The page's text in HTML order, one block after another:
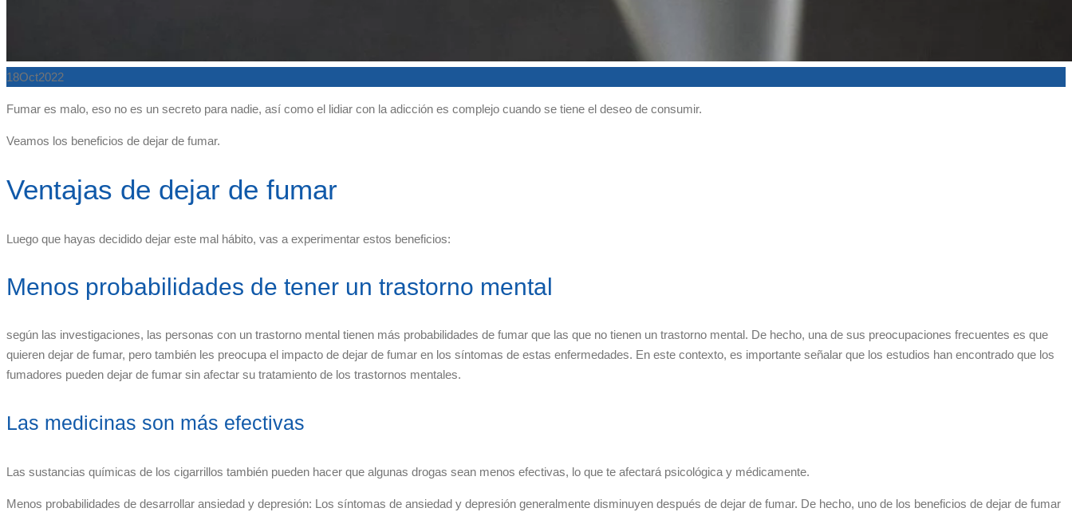
18Oct2022
Fumar es malo, eso no es un secreto para nadie, así como el lidiar con la adicción es complejo cuando se tiene el deseo de consumir.
Veamos los beneficios de dejar de fumar.
Ventajas de dejar de fumar
Luego que hayas decidido dejar este mal hábito, vas a experimentar estos beneficios:
Menos probabilidades de tener un trastorno mental
según las investigaciones, las personas con un trastorno mental tienen más probabilidades de fumar que las que no tienen un trastorno mental. De hecho, una de sus preocupaciones frecuentes es que
quieren dejar de fumar, pero también les preocupa el impacto de dejar de fumar en los síntomas de estas enfermedades. En este contexto, es importante señalar que los estudios han encontrado que los
fumadores pueden dejar de fumar sin afectar su tratamiento de los trastornos mentales.
Las medicinas son más efectivas
Las sustancias químicas de los cigarrillos también pueden hacer que algunas drogas sean menos efectivas, lo que te afectará psicológica y médicamente.
Menos probabilidades de desarrollar ansiedad y depresión: Los síntomas de ansiedad y depresión generalmente disminuyen después de dejar de fumar. De hecho, uno de los beneficios de dejar de fumar